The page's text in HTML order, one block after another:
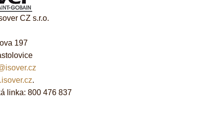
CZ s.r.o.
197
.
linka: 800 476 837